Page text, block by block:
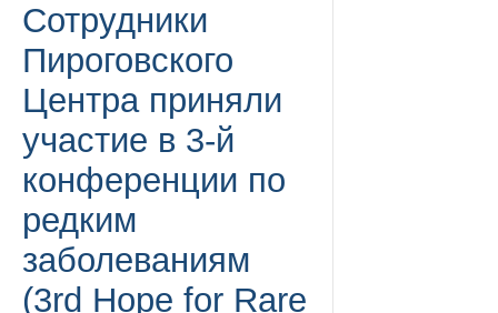
Сотрудники
Пироговского
Центра приняли
участие в 3-й
конференции по
редким
заболеваниям
(3rd Hope for Rare